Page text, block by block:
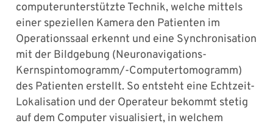
computerunterstützte Technik, welche mittels
einer speziellen Kamera den Patienten im
Operationssaal erkennt und eine Synchronisation
mit der Bildgebung (Neuronavigations-
Kernspintomogramm/-Computertomogramm)
des Patienten erstellt. So entsteht eine Echtzeit-
Lokalisation und der Operateur bekommt stetig
auf dem Computer visualisiert, in welchem